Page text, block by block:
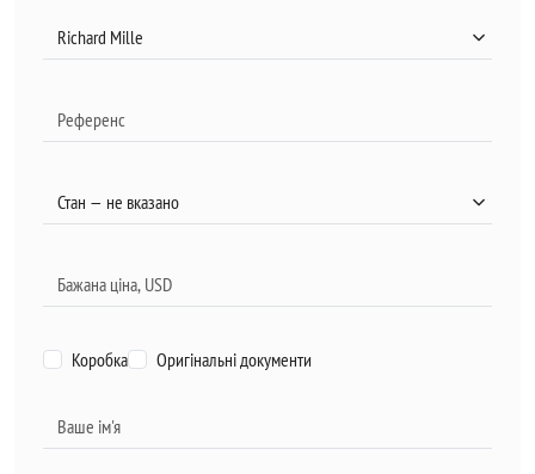
Коробка Оригінальні документи